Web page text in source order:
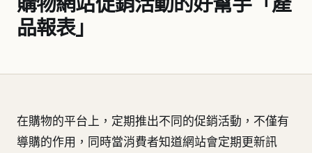
品報表」
在購物的平台上，定期推出不同的促銷活動，不僅有
導購的作用，同時當消費者知道網站會定期更新訊